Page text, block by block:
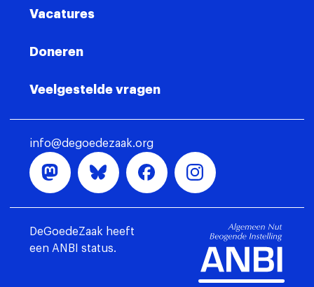
Vacatures
Doneren
Veelgestelde vragen
info@degoedezaak.org
DeGoedeZaak heeft
een ANBI status.